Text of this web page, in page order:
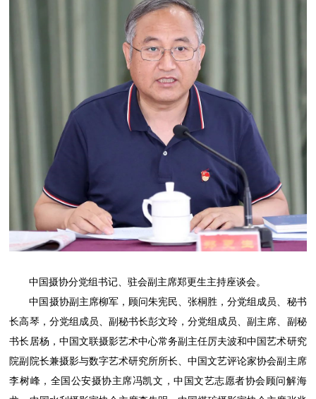
中国摄协分党组书记、驻会副主席郑更生主持座谈会。
中国摄协副主席柳军，顾问朱宪民、张桐胜，分党组成员、秘书
长高琴，分党组成员、副秘书长彭文玲，分党组成员、副主席、副秘
书长居杨，中国文联摄影艺术中心常务副主任厉夫波和中国艺术研究
院副院长兼摄影与数字艺术研究所所长、中国文艺评论家协会副主席
李树峰，全国公安摄协主席冯凯文，中国文艺志愿者协会顾问解海